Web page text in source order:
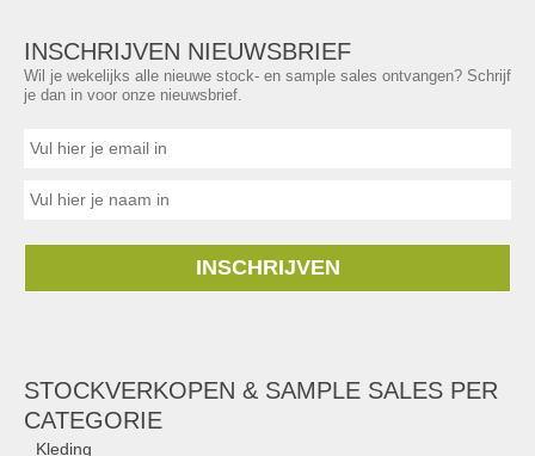
INSCHRIJVEN NIEUWSBRIEF
Wil je wekelijks alle nieuwe stock- en sample sales ontvangen? Schrijf
je dan in voor onze nieuwsbrief.
INSCHRIJVEN
STOCKVERKOPEN & SAMPLE SALES PER
CATEGORIE
Kleding